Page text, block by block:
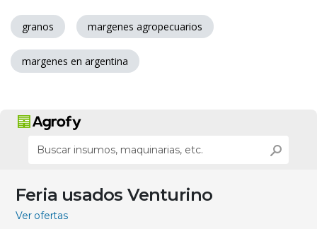
granos margenes agropecuarios
margenes en argentina
Feria usados Venturino
Ver ofertas